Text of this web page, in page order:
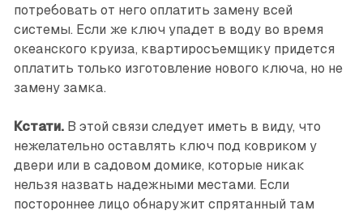
потребовать от него оплатить замену всей
системы. Если же ключ упадет в воду во время
океанского круиза, квартиросъемщику придется
оплатить только изготовление нового ключа, но не
замену замка.
Кстати.В этой связи следует иметь в виду, что
нежелательно оставлять ключ под ковриком у
двери или в садовом домике, которые никак
нельзя назвать надежными местами. Если
постороннее лицо обнаружит спрятанный там